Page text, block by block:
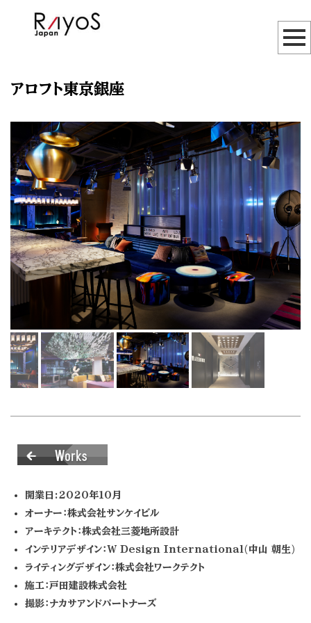
アロフト東京銀座
開業日:2020年10月
オーナー：株式会社サンケイビル
アーキテクト：株式会社三菱地所設計
インテリアデザイン：W Design International(中山 朝生)
ライティングデザイン：株式会社ワークテクト
施工：戸田建設株式会社
撮影：ナカサアンドパートナーズ